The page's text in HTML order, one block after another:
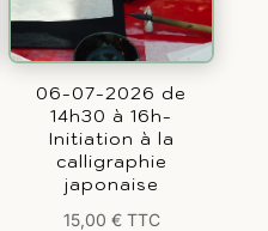
06-07-2026 de
14h30 à 16h-
Initiation à la
calligraphie
japonaise
15,00 € TTC